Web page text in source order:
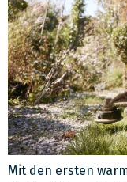
Mit den ersten